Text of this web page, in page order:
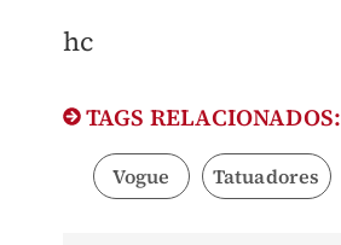
​hc
TAGS RELACIONADOS:
Vogue Tatuadores